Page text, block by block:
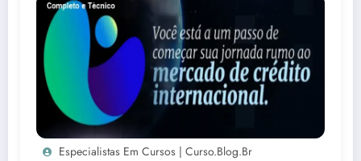
Especialistas Em Cursos | Curso.blog.br